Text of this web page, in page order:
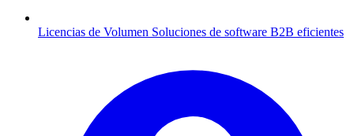
Licencias de Volumen Soluciones de software B2B eficientes